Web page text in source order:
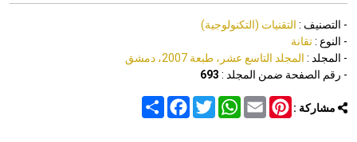
- التصنيف : التقنيات (التكنولوجية)
- النوع :تقانة
- المجلد : المجلد التاسع عشر، طبعة 2007، دمشق
- رقم الصفحة ضمن المجلد : 693
مشاركة : Share
FacebookTwitter
WhatsAppEmail
Pinterest